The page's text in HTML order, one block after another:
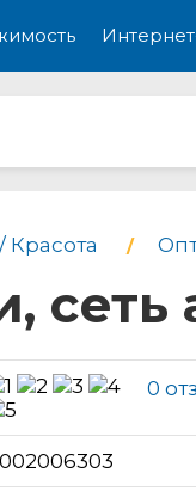
сеть
0